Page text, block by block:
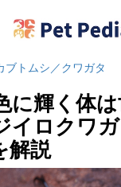
ブトムシ／クワガタ
に輝く体
イロクワ
解説